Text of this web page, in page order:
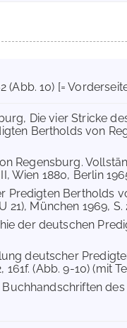
(Abb. 10) [=
Die vier Stricke
Bertholds von
Regensburg.
1880, Berlin
Predigten Bertholds
München 1969, S.
der deutschen
deutscher
161f. (Abb. 9-10) (mit